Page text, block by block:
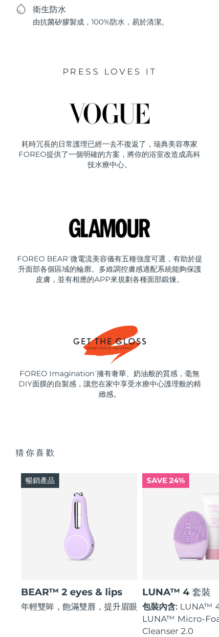
衛生防水
由抗菌矽膠製成，100%防水，易於清潔。
PRESS LOVES IT
耗時冗長的日常護理已經一去不復返了，瑞典美容專家
FOREO提供了一個明確的方案，將你的浴室改造成高科
技水療中心。
FOREO BEAR ™ 微電流美容儀有五種強度可選，有助於提
升面部各個區域的輪廓。多維調控膚感適配系統能夠保護
皮膚，並有相應的APP來規劃各種面部鍛煉。
FOREO Imagination ™ 擁有奢華、奶油般的質感，毫無
DIY面膜的自製感，讓您在家中享受水療中心護理般的精
緻感。
猜你喜歡
BEAR™ 2 eyes & lips
年輕雙眸，飽滿雙唇，提升眉眼
暢銷產品 SAVE 24%
LUNA™ 4 套裝
包裝內含: LUNA™
LUNA™ Micro-
Cleanser 2.0